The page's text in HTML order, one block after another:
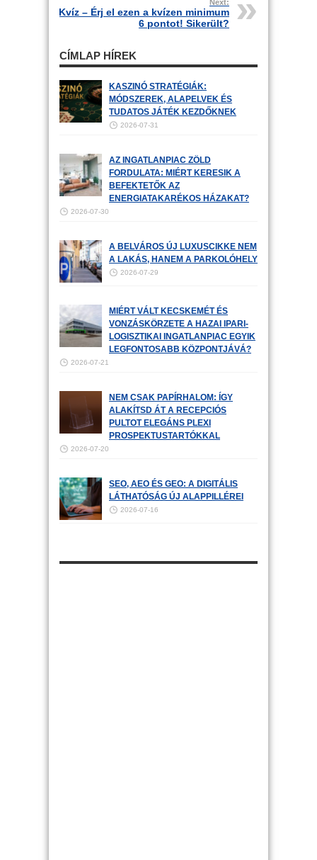
Next:
Kvíz – Érj el ezen a kvízen minimum
6 pontot! Sikerült?
CÍMLAP HÍREK
KASZINÓ STRATÉGIÁK:
MÓDSZEREK, ALAPELVEK ÉS
TUDATOS JÁTÉK KEZDŐKNEK
2026-07-31
AZ INGATLANPIAC ZÖLD
FORDULATA: MIÉRT KERESIK A
BEFEKTETŐK AZ
ENERGIATAKARÉKOS HÁZAKAT?
2026-07-30
A BELVÁROS ÚJ LUXUSCIKKE NEM
A LAKÁS, HANEM A PARKOLÓHELY
2026-07-29
MIÉRT VÁLT KECSKEMÉT ÉS
VONZÁSKÖRZETE A HAZAI IPARI-
LOGISZTIKAI INGATLANPIAC EGYIK
LEGFONTOSABB KÖZPONTJÁVÁ?
2026-07-21
NEM CSAK PAPÍRHALOM: ÍGY
ALAKÍTSD ÁT A RECEPCIÓS
PULTOT ELEGÁNS PLEXI
PROSPEKTUSTARTÓKKAL
2026-07-20
SEO, AEO ÉS GEO: A DIGITÁLIS
LÁTHATÓSÁG ÚJ ALAPPILLÉREI
2026-07-16